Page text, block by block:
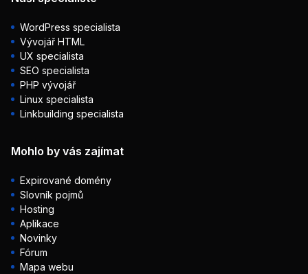
WordPress specialista
Vývojář HTML
UX specialista
SEO specialista
PHP vývojář
Linux specialista
Linkbuilding specialista
Mohlo by vás zajímat
Expirované domény
Slovník pojmů
Hosting
Aplikace
Novinky
Fórum
Mapa webu